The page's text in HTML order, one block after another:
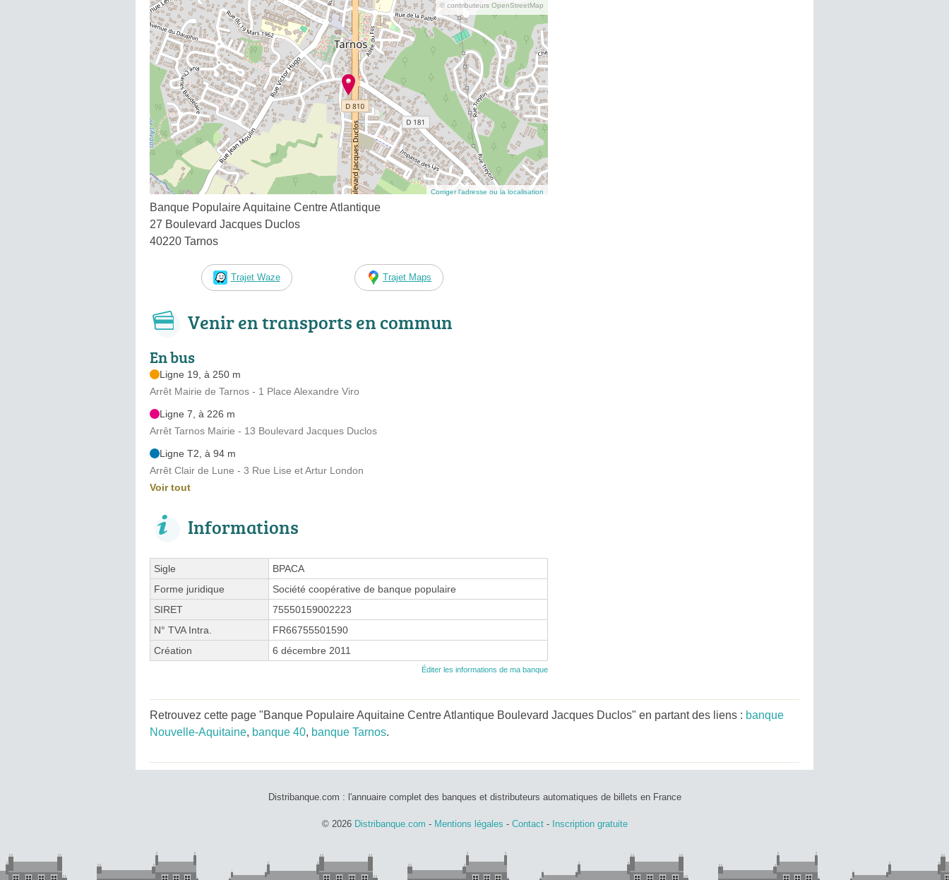
© contributeurs OpenStreetMap
Corriger l’adresse ou la localisation
Banque Populaire Aquitaine Centre Atlantique
27 Boulevard Jacques Duclos
40220 Tarnos
Trajet Waze Trajet Maps
Venir en transports en commun
En bus
Ligne 19, à 250 m
Arrêt Mairie de Tarnos - 1 Place Alexandre Viro
Ligne 7, à 226 m
Arrêt Tarnos Mairie - 13 Boulevard Jacques Duclos
Ligne T2, à 94 m
Arrêt Clair de Lune - 3 Rue Lise et Artur London
Voir tout
Informations
Sigle
BPACA
Forme juridique
Société coopérative de banque populaire
SIRET
75550159002223
N° TVA Intra.
FR66755501590
Création
6 décembre 2011
Éditer les informations de ma banque
Retrouvez cette page "Banque Populaire Aquitaine Centre Atlantique Boulevard Jacques Duclos" en partant des liens : banque
Nouvelle-Aquitaine, banque 40, banque Tarnos.
Distribanque.com : l'annuaire complet des banques et distributeurs automatiques de billets en France
© 2026 Distribanque.com - Mentions légales - Contact- Inscription gratuite